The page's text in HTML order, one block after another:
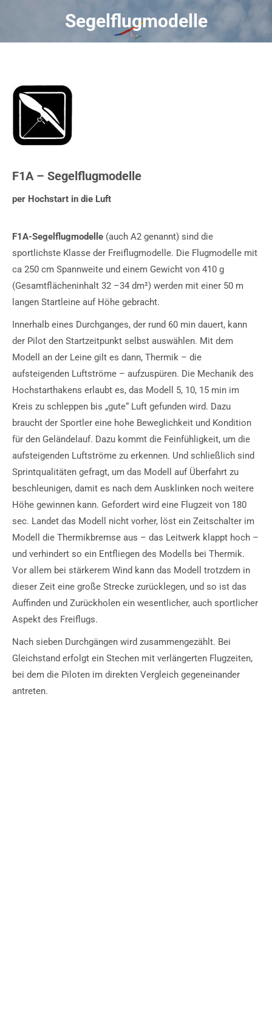
Segelflugmodelle
Sie befinden sich hier:
F1A – Segelflugmodelle
per Hochstart in die Luft
F1A-Segelflugmodelle (auch A2 genannt) sind die
sportlichste Klasse der Freiflugmodelle. Die Flugmodelle mit
ca 250 cm Spannweite und einem Gewicht von 410 g
(Gesamtflächeninhalt 32 –34 dm²) werden mit einer 50 m
langen Startleine auf Höhe gebracht.
Innerhalb eines Durchganges, der rund 60 min dauert, kann
der Pilot den Startzeitpunkt selbst auswählen. Mit dem
Modell an der Leine gilt es dann, Thermik – die
aufsteigenden Luftströme – aufzuspüren. Die Mechanik des
Hochstarthakens erlaubt es, das Modell 5, 10, 15 min im
Kreis zu schleppen bis „gute“ Luft gefunden wird. Dazu
braucht der Sportler eine hohe Beweglichkeit und Kondition
für den Geländelauf. Dazu kommt die Feinfühligkeit, um die
aufsteigenden Luftströme zu erkennen. Und schließlich sind
Sprintqualitäten gefragt, um das Modell auf Überfahrt zu
beschleunigen, damit es nach dem Ausklinken noch weitere
Höhe gewinnen kann. Gefordert wird eine Flugzeit von 180
sec. Landet das Modell nicht vorher, löst ein Zeitschalter im
Modell die Thermikbremse aus – das Leitwerk klappt hoch –
und verhindert so ein Entfliegen des Modells bei Thermik.
Vor allem bei stärkerem Wind kann das Modell trotzdem in
dieser Zeit eine große Strecke zurücklegen, und so ist das
Auffinden und Zurückholen ein wesentlicher, auch sportlicher
Aspekt des Freiflugs.
Nach sieben Durchgängen wird zusammengezählt. Bei
Gleichstand erfolgt ein Stechen mit verlängerten Flugzeiten,
bei dem die Piloten im direkten Vergleich gegeneinander
antreten.